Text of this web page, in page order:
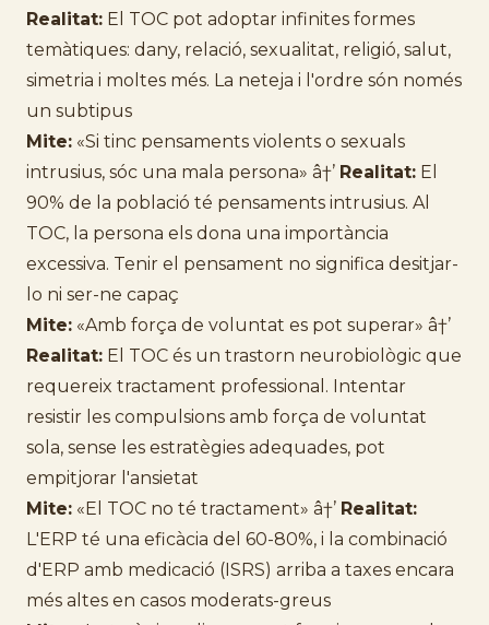
Realitat: El TOC pot adoptar infinites formes
temàtiques: dany, relació, sexualitat, religió, salut,
simetria i moltes més. La neteja i l'ordre són només
un subtipus
Mite: «Si tinc pensaments violents o sexuals
intrusius, sóc una mala persona» â†’ Realitat: El
90% de la població té pensaments intrusius. Al
TOC, la persona els dona una importància
excessiva. Tenir el pensament no significa desitjar-
lo ni ser-ne capaç
Mite: «Amb força de voluntat es pot superar» â†’
Realitat: El TOC és un trastorn neurobiològic que
requereix tractament professional. Intentar
resistir les compulsions amb força de voluntat
sola, sense les estratègies adequades, pot
empitjorar l'ansietat
Mite: «El TOC no té tractament» â†’ Realitat:
L'ERP té una eficàcia del 60-80%, i la combinació
d'ERP amb medicació (ISRS) arriba a taxes encara
més altes en casos moderats-greus